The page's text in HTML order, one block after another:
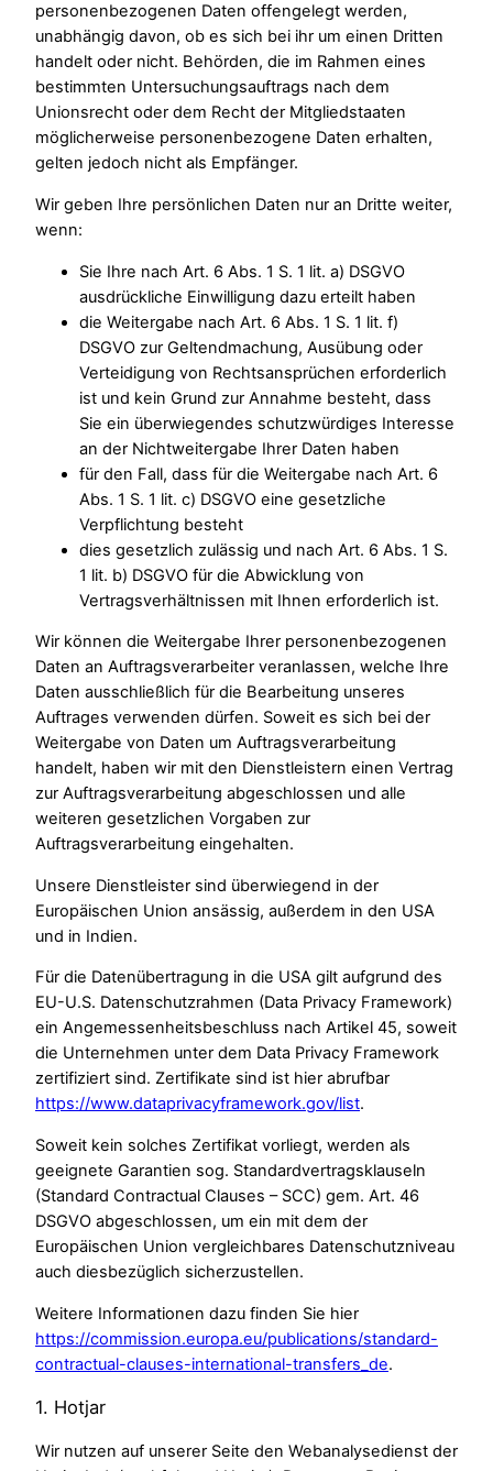
personenbezogenen Daten offengelegt werden,
unabhängig davon, ob es sich bei ihr um einen Dritten
handelt oder nicht. Behörden, die im Rahmen eines
bestimmten Untersuchungsauftrags nach dem
Unionsrecht oder dem Recht der Mitgliedstaaten
möglicherweise personenbezogene Daten erhalten,
gelten jedoch nicht als Empfänger.
Wir geben Ihre persönlichen Daten nur an Dritte weiter,
wenn:
Sie Ihre nach Art. 6 Abs. 1 S. 1 lit. a) DSGVO
ausdrückliche Einwilligung dazu erteilt haben
die Weitergabe nach Art. 6 Abs. 1 S. 1 lit. f)
DSGVO zur Geltendmachung, Ausübung oder
Verteidigung von Rechtsansprüchen erforderlich
ist und kein Grund zur Annahme besteht, dass
Sie ein überwiegendes schutzwürdiges Interesse
an der Nichtweitergabe Ihrer Daten haben
für den Fall, dass für die Weitergabe nach Art. 6
Abs. 1 S. 1 lit. c) DSGVO eine gesetzliche
Verpflichtung besteht
dies gesetzlich zulässig und nach Art. 6 Abs. 1 S.
1 lit. b) DSGVO für die Abwicklung von
Vertragsverhältnissen mit Ihnen erforderlich ist.
Wir können die Weitergabe Ihrer personenbezogenen
Daten an Auftragsverarbeiter veranlassen, welche Ihre
Daten ausschließlich für die Bearbeitung unseres
Auftrages verwenden dürfen. Soweit es sich bei der
Weitergabe von Daten um Auftragsverarbeitung
handelt, haben wir mit den Dienstleistern einen Vertrag
zur Auftragsverarbeitung abgeschlossen und alle
weiteren gesetzlichen Vorgaben zur
Auftragsverarbeitung eingehalten.
Unsere Dienstleister sind überwiegend in der
Europäischen Union ansässig, außerdem in den USA
und in Indien.
Für die Datenübertragung in die USA gilt aufgrund des
EU-U.S. Datenschutzrahmen (Data Privacy Framework)
ein Angemessenheitsbeschluss nach Artikel 45, soweit
die Unternehmen unter dem Data Privacy Framework
zertifiziert sind. Zertifikate sind ist hier abrufbar
https://www.dataprivacyframework.gov/list.
Soweit kein solches Zertifikat vorliegt, werden als
geeignete Garantien sog. Standardvertragsklauseln
(Standard Contractual Clauses – SCC) gem. Art. 46
DSGVO abgeschlossen, um ein mit dem der
Europäischen Union vergleichbares Datenschutzniveau
auch diesbezüglich sicherzustellen.
Weitere Informationen dazu finden Sie hier
https://commission.europa.eu/publications/standard-
contractual-clauses-international-transfers_de.
1. Hotjar
Wir nutzen auf unserer Seite den Webanalysedienst der